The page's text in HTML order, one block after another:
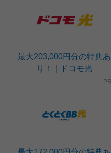
最大203,000円分の特典あ
り！｜ドコモ光